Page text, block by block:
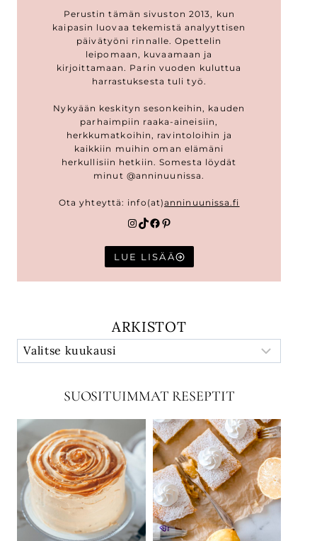
Perustin tämän sivuston 2013, kun
kaipasin luovaa tekemistä analyyttisen
päivätyöni rinnalle. Opettelin
leipomaan, kuvaamaan ja
kirjoittamaan. Parin vuoden kuluttua
harrastuksesta tuli työ.
Nykyään keskityn sesonkeihin, kauden
parhaimpiin raaka-aineisiin,
herkkumatkoihin, ravintoloihin ja
kaikkiin muihin oman elämäni
herkullisiin hetkiin. Somesta löydät
minut @anninuunissa.
Ota yhteyttä: info(at)anninuunissa.fi
Instagram
TikTok
Facebook
Pinterest
LUE LISÄÄ
ARKISTOT
SUOSITUIMMAT RESEPTIT